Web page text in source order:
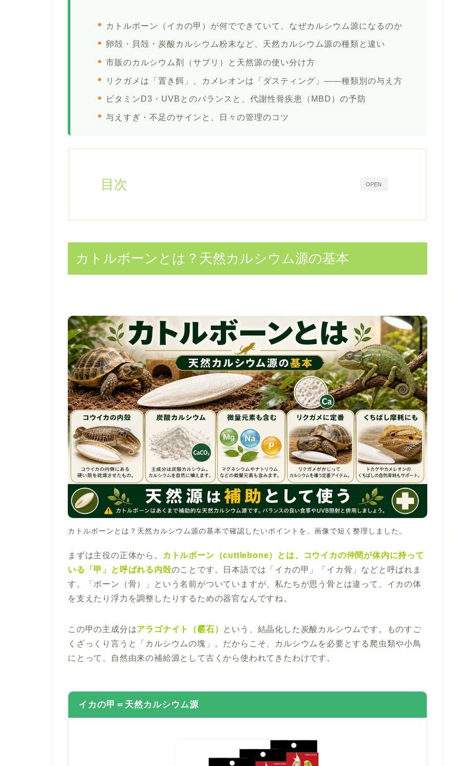
カトルボーン（イカの甲）が何でできていて、なぜカルシウム源になるのか
卵殻・貝殻・炭酸カルシウム粉末など、天然カルシウム源の種類と違い
市販のカルシウム剤（サプリ）と天然源の使い分け方
リクガメは「置き餌」、カメレオンは「ダスティング」——種類別の与え方
ビタミンD3・UVBとのバランスと、代謝性骨疾患（MBD）の予防
与えすぎ・不足のサインと、日々の管理のコツ
OPEN
目次
カトルボーンとは？天然カルシウム源の基本
カトルボーンとは？天然カルシウム源の基本で確認したいポイントを、画像で短く整理しました。
まずは主役の正体から。
カトルボーン（cuttlebone）とは、コウイカの仲間が体内に持って
いる「甲」と呼ばれる内殻のことです。日本語では「イカの甲」「イカ骨」などと呼ばれま
す。「ボーン（骨）」という名前がついていますが、私たちが思う骨とは違って、イカの体
を支えたり浮力を調整したりするための器官なんですね。
この甲の主成分はアラゴナイト（霰石） という、結晶化した炭酸カルシウムです。ものすご
くざっくり言うと「カルシウムの塊」。だからこそ、カルシウムを必要とする爬虫類や小鳥
にとって、自然由来の補給源として古くから使われてきたわけです。
イカの甲＝天然カルシウム源